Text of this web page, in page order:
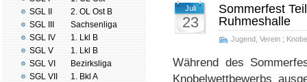
SGL II
SGL III
SGL IV
SGL V
SGL VI
SGL VII
2. OL Ost B
Sachsenliga
1. Lkl B
1. Lkl B
Bezirksliga
1. Bkl A
Juli
23
Sommerfest
Ruhmeshalle
Jugend Verein ;
Während des
Knobelwettbewerbs